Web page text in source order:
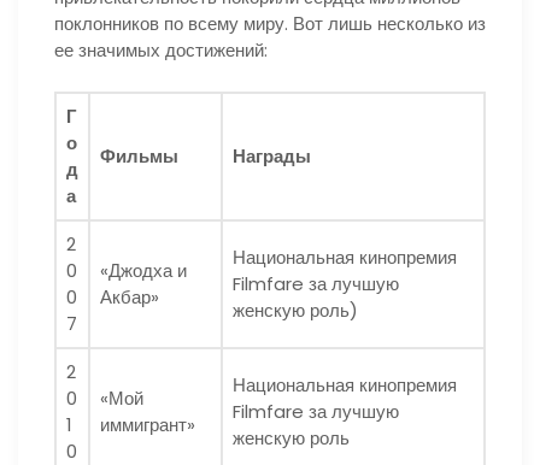
поклонников по всему миру. Вот лишь несколько из
ее значимых достижений:
Г
о
д
а
Фильмы Награды
2
0
0
7
«Джодха и
Акбар»
Национальная кинопремия
Filmfare за лучшую
женскую роль)
2
0
1
0
«Мой
иммигрант»
Национальная кинопремия
Filmfare за лучшую
женскую роль